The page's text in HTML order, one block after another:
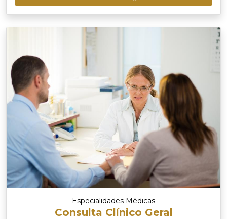
Especialidades Médicas
Consulta Clínico Geral